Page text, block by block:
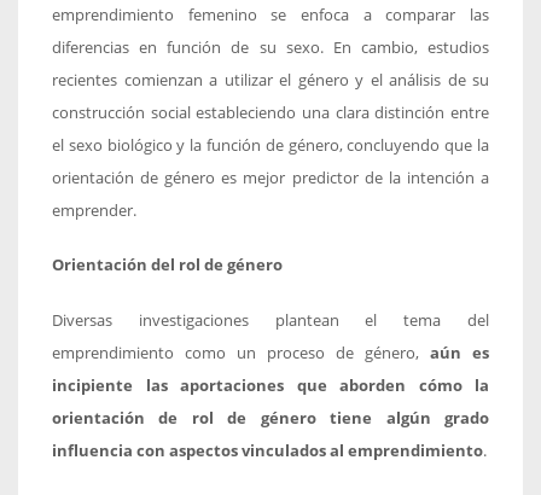
emprendimiento femenino se enfoca a comparar las
diferencias en función de su sexo. En cambio, estudios
recientes comienzan a utilizar el género y el análisis de su
construcción social estableciendo una clara distinción entre
el sexo biológico y la función de género, concluyendo que la
orientación de género es mejor predictor de la intención a
emprender.
Orientación del rol de género
Diversas investigaciones plantean el tema del
emprendimiento como un proceso de género, aún es
incipiente las aportaciones que aborden cómo la
orientación de rol de género tiene algún grado
influencia con aspectos vinculados al emprendimiento.